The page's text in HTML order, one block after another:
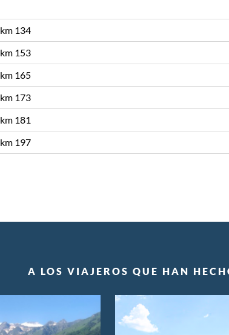
km 134
km 153
km 165
km 173
km 181
km 197
A LOS VIAJEROS QUE HAN